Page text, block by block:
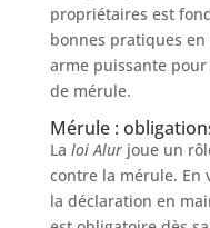
propriétaires est
bonnes pratiques
arme puissante
de mérule.
Mérule :
La loi Alurjoue un
contre la mérule. En
la déclaration en